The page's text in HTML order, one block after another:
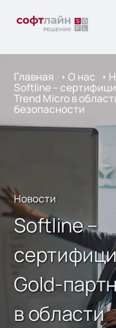
Главная О нас
Softline –
Trend Micro в
безопасности
Новости
Softline –
Gold-
в области